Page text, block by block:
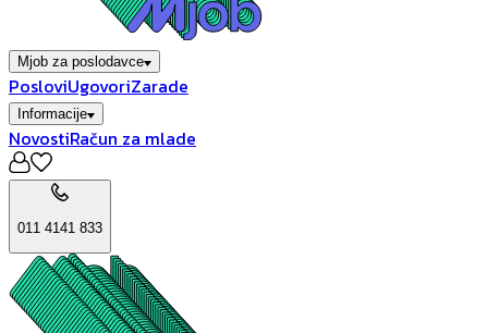
Mjob za poslodavce
PosloviUgovoriZarade
Informacije
NovostiRačun za mlade
011 4141 833